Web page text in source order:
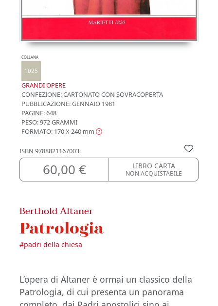
COLLANA
1025
GRANDI OPERE
CONFEZIONE:CARTONATO CON SOVRACOPERTA
PUBBLICAZIONE:GENNAIO 1981
PAGINE: 648
PESO: 972 GRAMMI
FORMATO: 170 X 240 mm
ISBN 9788821167003
60,00 € LIBRO CARTA
NON ACQUISTABILE
Berthold Altaner
Patrologia
#padri della chiesa
L’opera di Altaner è ormai un classico della
Patrologia, di cui presenta un panorama